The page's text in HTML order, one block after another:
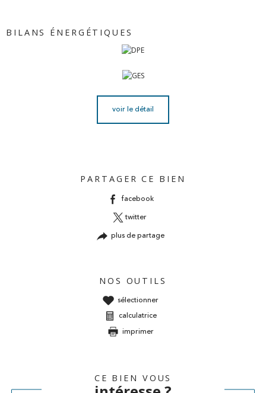
BILANS ÉNERGÉTIQUES
voir le détail
PARTAGER CE BIEN
facebook
twitter
plus de partage
NOS OUTILS
sélectionner
calculatrice
imprimer
CE BIEN VOUS